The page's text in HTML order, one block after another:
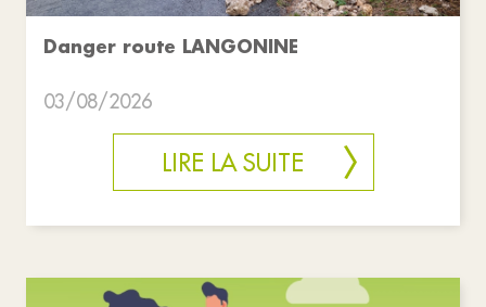
Danger route LANGONINE
03/08/2026
LIRE LA SUITE